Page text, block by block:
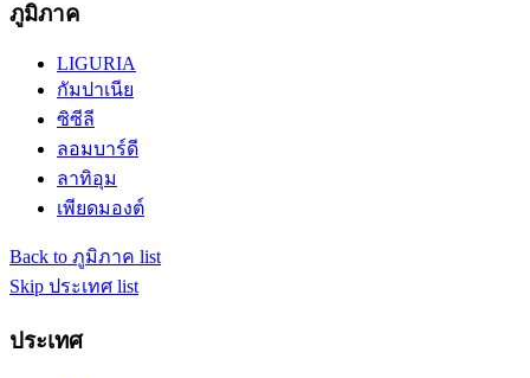
ภูมิภาค
LIGURIA
กัมปาเนีย
ซิซีลี
ลอมบาร์ดี
ลาทิอุม
เพียดมองต์
Back to ภูมิภาค list
Skip ประเทศ list
ประเทศ